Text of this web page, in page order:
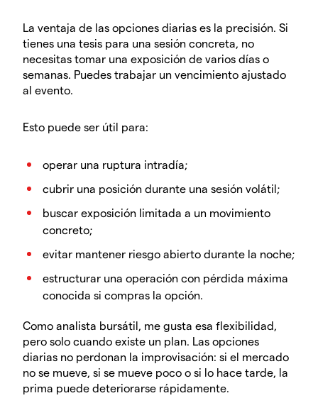
La ventaja de las opciones diarias es la precisión. Si
tienes una tesis para una sesión concreta, no
necesitas tomar una exposición de varios días o
semanas. Puedes trabajar un vencimiento ajustado
al evento.
Esto puede ser útil para:
operar una ruptura intradía;
cubrir una posición durante una sesión volátil;
buscar exposición limitada a un movimiento
concreto;
evitar mantener riesgo abierto durante la noche;
estructurar una operación con pérdida máxima
conocida si compras la opción.
Como analista bursátil, me gusta esa flexibilidad,
pero solo cuando existe un plan. Las opciones
diarias no perdonan la improvisación: si el mercado
no se mueve, si se mueve poco o si lo hace tarde, la
prima puede deteriorarse rápidamente.